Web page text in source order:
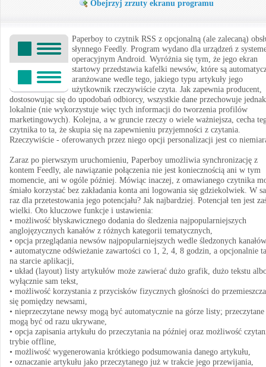
Obejrzyj zrzuty ekranu programu
Paperboy to czytnik RSS z opcjonalną (ale zalecaną)
słynnego Feedly. Program wydano dla urządzeń z
operacyjnym Android. Wyróżnia się tym, że jego ekran
startowy przedstawia kafelki newsów, które są
aranżowane wedle tego, jakiego typu artykuły jego
użytkownik rzeczywiście czyta. Jak zapewnia producent,
dostosowując się do upodobań odbiorcy, wszystkie dane przechowuje jednak
lokalnie (nie wykorzystuje więc tych informacji do tworzenia profilów
marketingowych). Kolejna, a w gruncie rzeczy o wiele ważniejsza, cecha
czytnika to ta, że skupia się na zapewnieniu przyjemności z czytania.
Rzeczywiście - oferowanych przez niego opcji personalizacji jest co
Zaraz po pierwszym uruchomieniu, Paperboy umożliwia synchronizację z
kontem Feedly, ale nawiązanie połączenia nie jest koniecznością ani w tym
momencie, ani w ogóle później. Mówiąc inaczej, z omawianego czytnika
śmiało korzystać bez zakładania konta ani logowania się gdziekolwiek. W
raz dla przetestowania jego potencjału? Jak najbardziej. Potencjał ten jest
wielki. Oto kluczowe funkcje i ustawienia:
• możliwość błyskawicznego dodania do śledzenia najpopularniejszych
anglojęzycznych kanałów z różnych kategorii tematycznych,
• opcja przeglądania newsów najpopularniejszych wedle śledzonych
• automatyczne odświeżanie zawartości co 1, 2, 4, 8 godzin, a opcjonalnie
na starcie aplikacji,
• układ (layout) listy artykułów może zawierać dużo grafik, dużo tekstu
wyłącznie sam tekst,
• możliwość korzystania z przycisków fizycznych głośności do
się pomiędzy newsami,
• nieprzeczytane newsy mogą być automatycznie na górze listy; przeczytane
mogą być od razu ukrywane,
• opcja zapisania artykułu do przeczytania na później oraz możliwość
trybie offline,
• możliwość wygenerowania krótkiego podsumowania danego artykułu,
• oznaczanie artykułu jako przeczytanego już w trakcie jego przewijania,